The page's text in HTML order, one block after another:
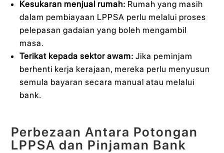
Kesukaran menjual rumah: Rumah yang masih
dalam pembiayaan LPPSA perlu melalui proses
pelepasan gadaian yang boleh mengambil
masa.
Terikat kepada sektor awam: Jika peminjam
berhenti kerja kerajaan, mereka perlu menyusun
semula bayaran secara manual atau melalui
bank.
Perbezaan Antara Potongan
LPPSA dan Pinjaman Bank